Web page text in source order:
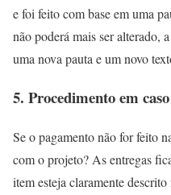
e foi feito com base em uma
não poderá mais ser alterado,
uma nova pauta e um novo
5. Procedimento em
Se o pagamento não for feito
com o projeto? As entregas
item esteja claramente